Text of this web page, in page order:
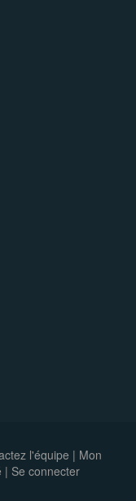
l'équipe | Mon
| Se connecter